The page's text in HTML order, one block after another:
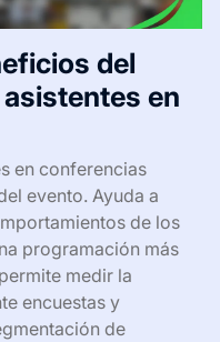
del
en
en conferencias
evento. Ayuda a
de los
programación más
medir la
encuestas y
de